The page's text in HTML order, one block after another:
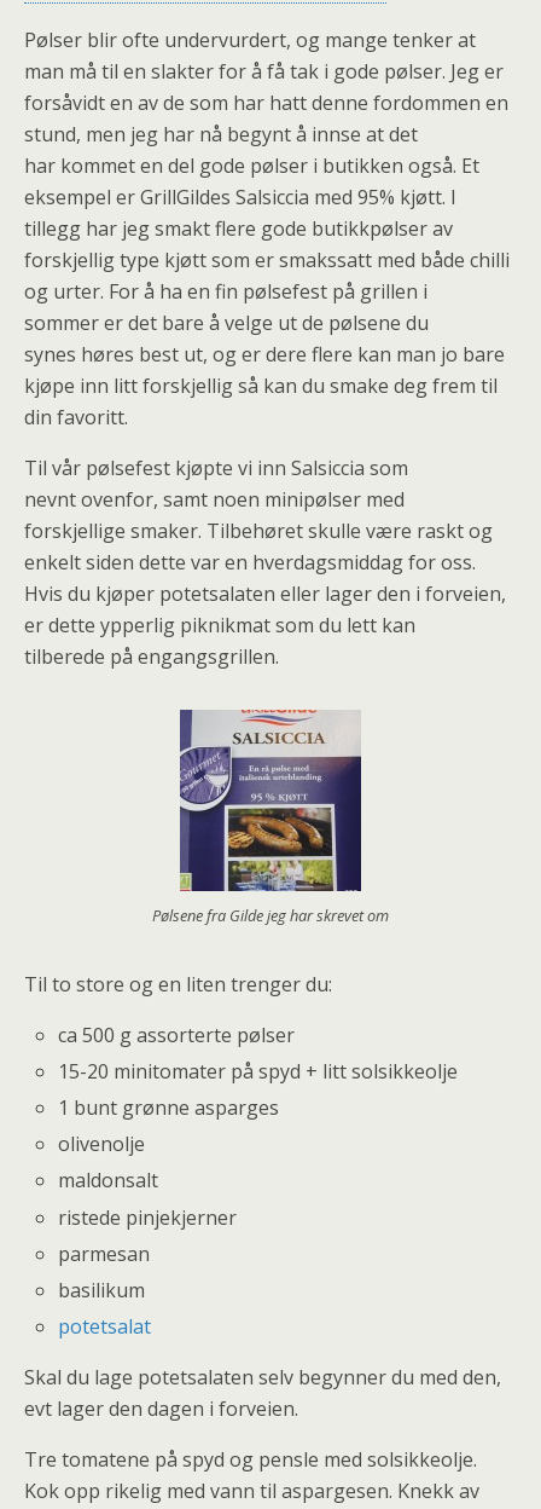
Pølser blir ofte undervurdert, og mange tenker at
man må til en slakter for å få tak i gode pølser. Jeg er
forsåvidt en av de som har hatt denne fordommen en
stund, men jeg har nå begynt å innse at det
har kommet en del gode pølser i butikken også. Et
eksempel er GrillGildes Salsiccia med 95% kjøtt. I
tillegg har jeg smakt flere gode butikkpølser av
forskjellig type kjøtt som er smakssatt med både chilli
og urter. For å ha en fin pølsefest på grillen i
sommer er det bare å velge ut de pølsene du
synes høres best ut, og er dere flere kan man jo bare
kjøpe inn litt forskjellig så kan du smake deg frem til
din favoritt.
Til vår pølsefest kjøpte vi inn Salsiccia som
nevnt ovenfor, samt noen minipølser med
forskjellige smaker. Tilbehøret skulle være raskt og
enkelt siden dette var en hverdagsmiddag for oss.
Hvis du kjøper potetsalaten eller lager den i forveien,
er dette ypperlig piknikmat som du lett kan
tilberede på engangsgrillen.
Pølsene fra Gilde jeg har skrevet om
Til to store og en liten trenger du:
ca 500 g assorterte pølser
15-20 minitomater på spyd + litt solsikkeolje
1 bunt grønne asparges
olivenolje
maldonsalt
ristede pinjekjerner
parmesan
basilikum
potetsalat
Skal du lage potetsalaten selv begynner du med den,
evt lager den dagen i forveien.
Tre tomatene på spyd og pensle med solsikkeolje.
Kok opp rikelig med vann til aspargesen. Knekk av